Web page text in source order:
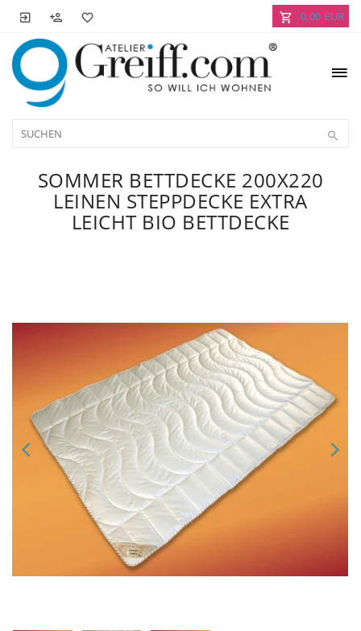
0,00 EUR
SOMMER BETTDECKE 200X220
LEINEN STEPPDECKE EXTRA
LEICHT BIO BETTDECKE